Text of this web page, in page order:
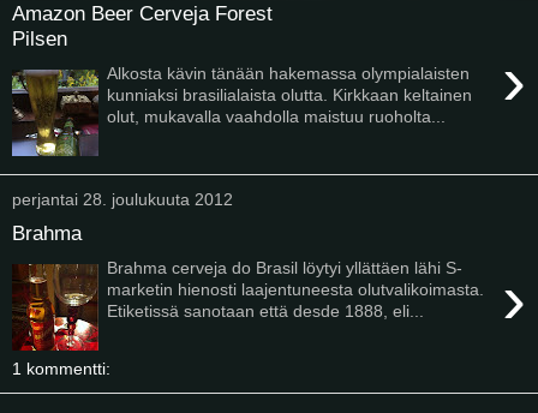
Amazon Beer Cerveja Forest
Pilsen
›
Alkosta kävin tänään hakemassa olympialaisten
kunniaksi brasilialaista olutta. Kirkkaan keltainen
olut, mukavalla vaahdolla maistuu ruoholta...
perjantai 28. joulukuuta 2012
Brahma
›
Brahma cerveja do Brasil löytyi yllättäen lähi S-
marketin hienosti laajentuneesta olutvalikoimasta.
Etiketissä sanotaan että desde 1888, eli...
1 kommentti: